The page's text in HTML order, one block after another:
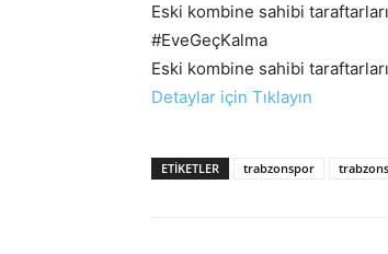
Eski kombine sahibi
#EveGeçKalma
Eski kombine sahibi
Detaylar için Tıklayın
ETIKETLER trabzonspor